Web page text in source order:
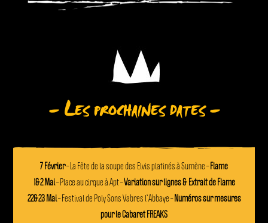
– Les prochaines dates –
7 Février– La Fête de la soupe des Elvis platinés à Sumène – Flame
1&2 Mai– Place au cirque à Apt –Variation sur lignes & Extrait de Flame
22&23 Mai– Festival de Poly Sons Vabres l’Abbaye – Numéros sur mesures
pour le Cabaret FREAKS